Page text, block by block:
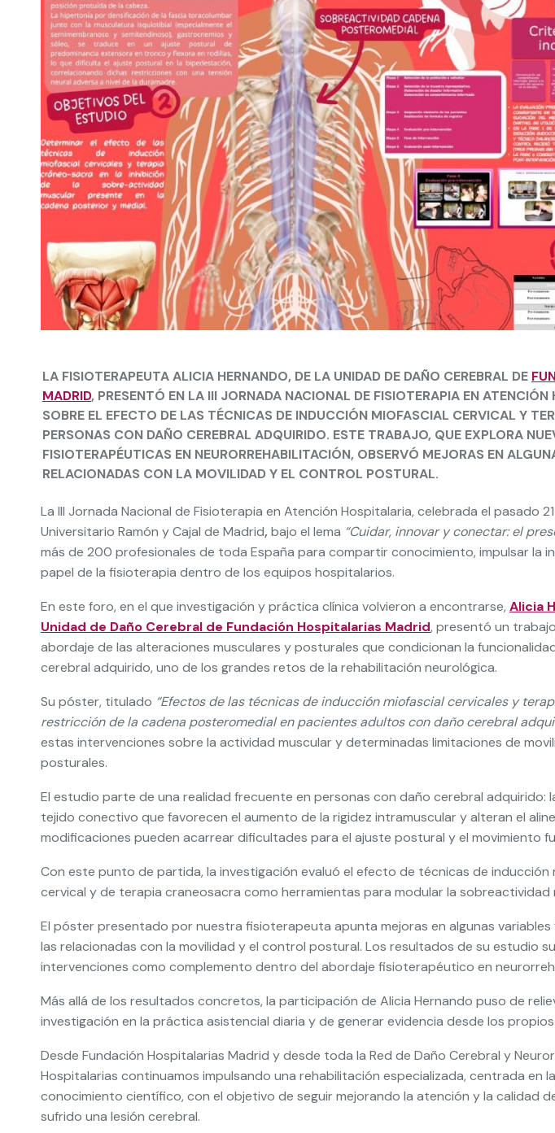
LA FISIOTERAPEUTAALICIA HERNANDO, DE LA UNIDAD DE DAÑO CEREBRAL DE
MADRID, PRESENTÓ EN LA III JORNADA NACIONAL DE FISIOTERAPIA EN
SOBRE EL EFECTO DE LAS TÉCNICAS DE INDUCCIÓN MIOFASCIAL CERVICAL Y
PERSONAS CON DAÑO CEREBRAL ADQUIRIDO. ESTE TRABAJO, QUE EXPLORA
FISIOTERAPÉUTICAS EN NEURORREHABILITACIÓN, OBSERVÓ MEJORAS EN
RELACIONADAS CON LA MOVILIDAD Y EL CONTROL POSTURAL.
La III Jornada Nacional de Fisioterapia en Atención Hospitalaria, celebrada el pasado
Universitario Ramón y Cajal de Madrid, bajo el lema “Cuidar, innovar y conectar: el
más de 200 profesionales de toda España para compartir conocimiento, impulsar la
papel de la fisioterapia dentro de los equipos hospitalarios.
En este foro, en el que investigación y práctica clínica volvieron a encontrarse, Alicia
Unidad de Daño Cerebral de Fundación Hospitalarias Madrid, presentó un
abordaje de las alteraciones musculares y posturales que condicionan la
cerebral adquirido, uno de los grandes retos de la rehabilitación neurológica.
Su póster, titulado “Efectos de las técnicas de inducción miofascial cervicales y
restricción de la cadena posteromedial en pacientes adultos con daño cerebral
estas intervenciones sobre la actividad muscular y determinadas limitaciones de
posturales.
El estudio parte de una realidad frecuente en personas con daño cerebral adquirido:
tejido conectivo que favorecen el aumento de la rigidez intramuscular y alteran el
modificaciones pueden acarrear dificultades para el ajuste postural y el movimiento
Con este punto de partida, la investigación evaluó el efecto de técnicas de inducción
cervical y de terapia craneosacra como herramientas para modular la sobreactividad
El póster presentado por nuestra fisioterapeuta apunta mejoras en algunas variables
las relacionadas con la movilidad y el control postural. Los resultados de su estudio
intervenciones como complemento dentro del abordaje fisioterapéutico en
Más allá de los resultados concretos, la participación de Alicia Hernando puso de
investigación en la práctica asistencial diaria y de generar evidencia desde los
Desde Fundación Hospitalarias Madrid y desde toda la Red de Daño Cerebral y
Hospitalarias continuamos impulsando una rehabilitación especializada, centrada en
conocimiento científico, con el objetivo de seguir mejorando la atención y la calidad
sufrido una lesión cerebral.